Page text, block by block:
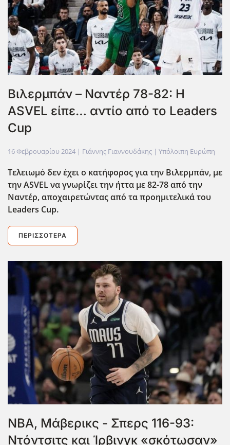
Βιλερμπάν – Ναντέρ 78-82: Η
ASVEL είπε… αντίο από το Leaders
Cup
16 Φεβρουαρίου 2024 | Γιάννης Γιαννουδάκης | Υπόλοιπη Ευρώπη
Τελειωμό δεν έχει ο κατήφορος για την Βιλερμπάν, με
την ASVELνα γνωρίζει την ήττα με 82-78 από την
Ναντέρ, αποχαιρετώντας από τα προημιτελικά του
Leaders Cup.
ΠΕΡΙΣΣΌΤΕΡΑ
NBA, Μάβερικς - Σπερς 116-93:
Ντόντσιτς και Ίρβινγκ «σκότωσαν»